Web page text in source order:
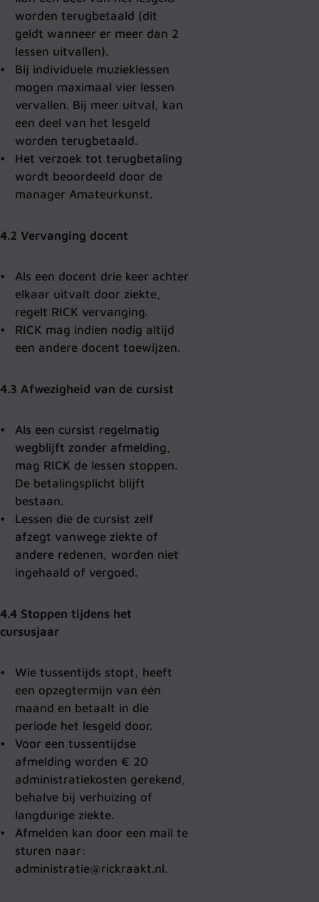
worden terugbetaald (dit
geldt wanneer er meer dan 2
lessen uitvallen).
Bij individuele muzieklessen
mogen maximaal vier lessen
vervallen. Bij meer uitval, kan
een deel van het lesgeld
worden terugbetaald.
Het verzoek tot terugbetaling
wordt beoordeeld door de
manager Amateurkunst.
4.2 Vervanging docent
Als een docent drie keer achter
elkaar uitvalt door ziekte,
regelt RICK vervanging.
RICK mag indien nodig altijd
een andere docent toewijzen.
4.3 Afwezigheid van de cursist
Als een cursist regelmatig
wegblijft zonder afmelding,
mag RICK de lessen stoppen.
De betalingsplicht blijft
bestaan.
Lessen die de cursist zelf
afzegt vanwege ziekte of
andere redenen, worden niet
ingehaald of vergoed.
4.4 Stoppen tijdens het
cursusjaar
Wie tussentijds stopt, heeft
een opzegtermijn van één
maand en betaalt in die
periode het lesgeld door.
Voor een tussentijdse
afmelding worden € 20
administratiekosten gerekend,
behalve bij verhuizing of
langdurige ziekte.
Afmelden kan door een mail te
sturen naar:
administratie@rickraakt.nl.